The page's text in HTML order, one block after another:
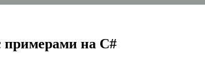
примерами на C#